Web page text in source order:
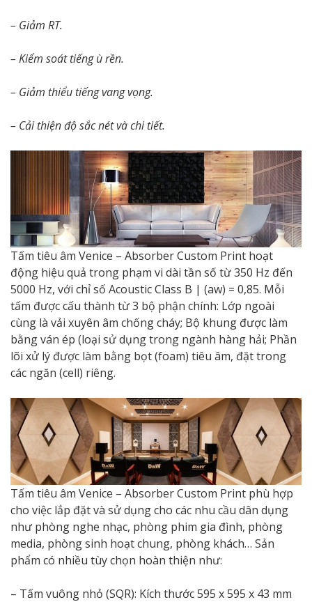
– Giảm RT.
– Kiểm soát tiếng ù rền.
– Giảm thiểu tiếng vang vọng.
– Cải thiện độ sắc nét và chi tiết.
Tấm tiêu âm Venice – Absorber Custom Print hoạt
động hiệu quả trong phạm vi dài tần số từ 350 Hz đến
5000 Hz, với chỉ số Acoustic Class B | (aw) = 0,85. Mỗi
tấm được cấu thành từ 3 bộ phận chính: Lớp ngoài
cùng là vải xuyên âm chống cháy; Bộ khung được làm
bằng ván ép (loại sử dụng trong ngành hàng hải; Phần
lõi xử lý được làm bằng bọt (foam) tiêu âm, đặt trong
các ngăn (cell) riêng.
Tấm tiêu âm Venice – Absorber Custom Print phù hợp
cho việc lắp đặt và sử dụng cho các nhu cầu dân dụng
như phòng nghe nhạc, phòng phim gia đình, phòng
media, phòng sinh hoạt chung, phòng khách… Sản
phẩm có nhiều tùy chọn hoàn thiện như:
– Tấm vuông nhỏ (SQR): Kích thước 595 x 595 x 43 mm